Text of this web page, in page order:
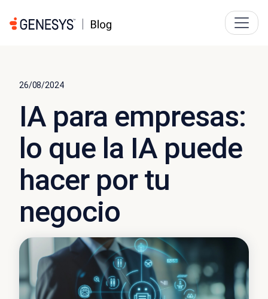
26/08/2024
IA para empresas:
lo que la IA puede
hacer por tu
negocio